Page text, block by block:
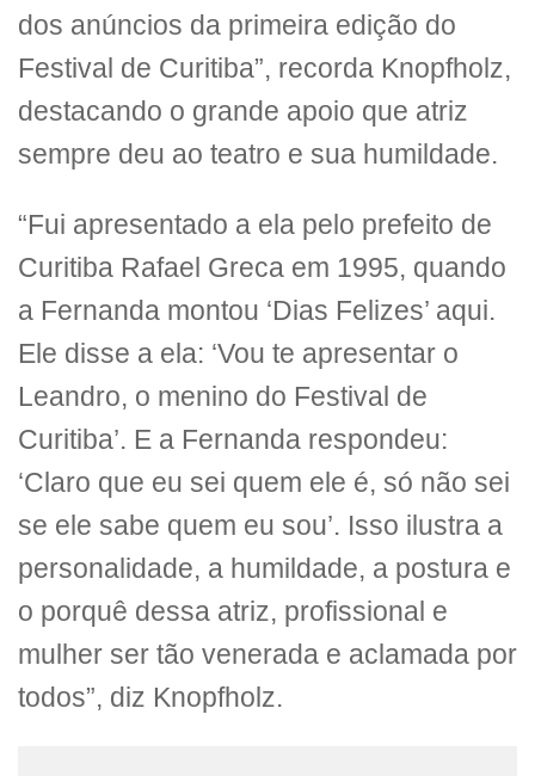
dos anúncios da primeira edição do
Festival de Curitiba”, recorda Knopfholz,
destacando o grande apoio que atriz
sempre deu ao teatro e sua humildade.
“Fui apresentado a ela pelo prefeito de
Curitiba Rafael Greca em 1995, quando
a Fernanda montou ‘Dias Felizes’ aqui.
Ele disse a ela: ‘Vou te apresentar o
Leandro, o menino do Festival de
Curitiba’. E a Fernanda respondeu:
‘Claro que eu sei quem ele é, só não sei
se ele sabe quem eu sou’. Isso ilustra a
personalidade, a humildade, a postura e
o porquê dessa atriz, profissional e
mulher ser tão venerada e aclamada por
todos”, diz Knopfholz.